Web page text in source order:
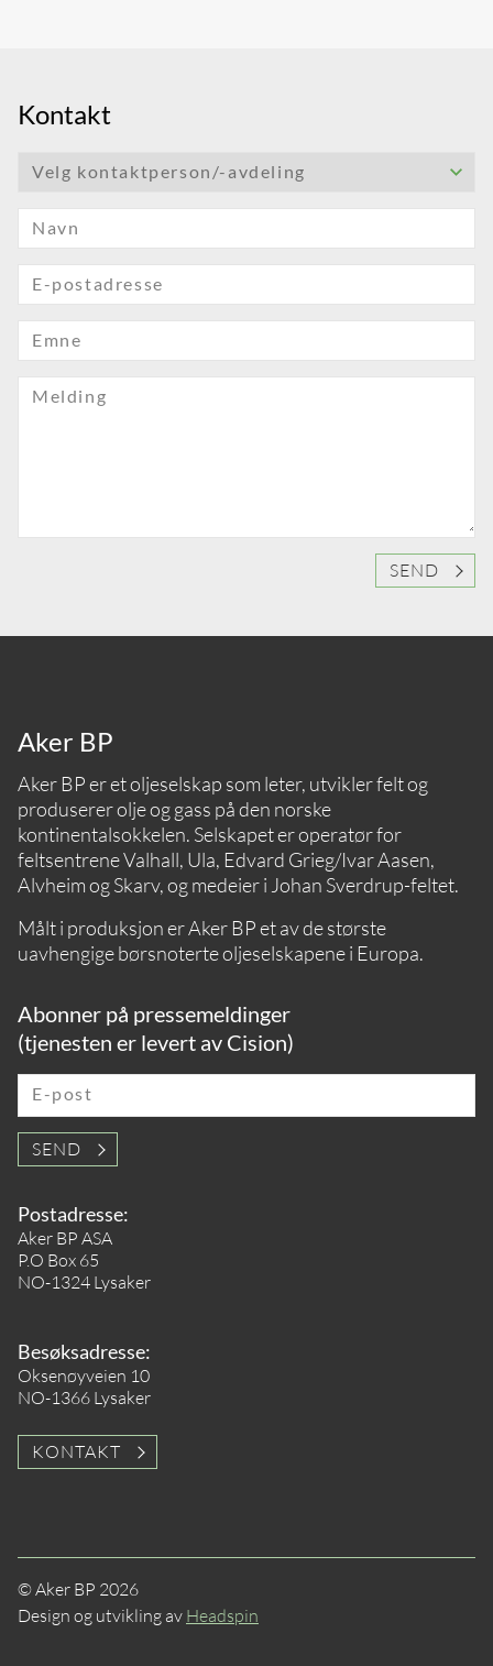
Kontakt
Velg kontaktperson/-avdeling
Navn
E-postadresse
Emne
Melding
SEND
Aker BP
Aker BP er et oljeselskap som leter, utvikler felt og
produserer olje og gass på den norske
kontinentalsokkelen. Selskapet er operatør for
feltsentrene Valhall, Ula, Edvard Grieg/Ivar Aasen,
Alvheim og Skarv, og medeier i Johan Sverdrup-feltet.
Målt i produksjon er Aker BP et av de største
uavhengige børsnoterte oljeselskapene i Europa.
Abonner på pressemeldinger
(tjenesten er levert av Cision)
E-post
SEND
Postadresse:
Aker BP ASA
P.O Box 65
NO-1324 Lysaker
Besøksadresse:
Oksenøyveien 10
NO-1366 Lysaker
KONTAKT
© Aker BP 2026
Design og utvikling av Headspin